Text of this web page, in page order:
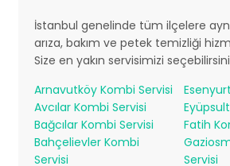
İstanbul genelinde tüm ilçelere
arıza, bakım ve petek temizliği
Size en yakın servisimizi
Arnavutköy Kombi Servisi
Avcılar Kombi Servisi
Bağcılar Kombi Servisi
Bahçelievler Kombi
Servisi
Fatih
Servisi